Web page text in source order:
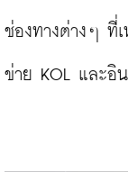
ช่องทางต่างๆ ที่
ข่าย KOL และอิน